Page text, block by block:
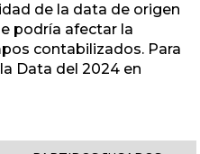
de la data de origen
podría afectar la
contabilizados. Para
Data del 2024 en